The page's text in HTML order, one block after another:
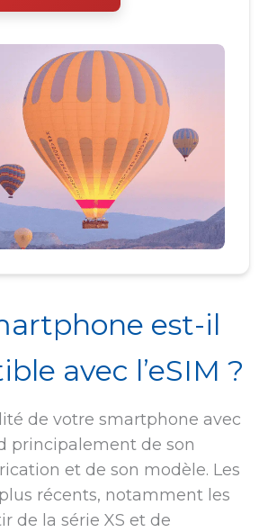
est-il
avec l’eSIM ?
de votre smartphone avec
principalement de son
et de son modèle. Les
récents, notamment les
de la série XS et de